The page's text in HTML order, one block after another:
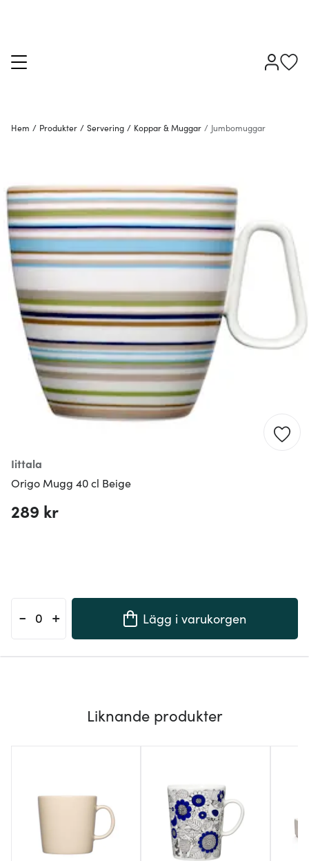
Hem / Produkter / Servering / Koppar & Muggar / Jumbomuggar
Iittala
Origo Mugg 40 cl Beige
289 kr
- + Lägg i varukorgen
Liknande produkter